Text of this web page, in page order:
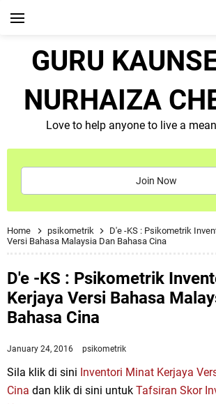
GURU
NURHAIZA
Love to help anyone to live a
Join Now
Home psikometrik
D'e -KS : Psikometrik
Versi Bahasa Malaysia Dan Bahasa Cina
D'e -KS : Psikometrik
Kerjaya Versi Bahasa
Bahasa Cina
January 24, 2016 psikometrik
Sila klik di sini Inventori Minat Kerjaya
Cina dan klik di sini untuk Tafsiran Skor